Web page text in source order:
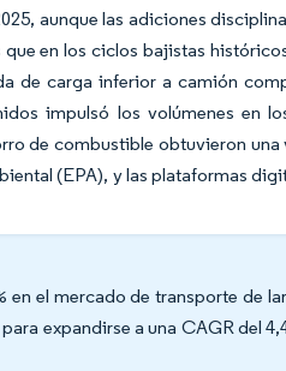
aunque las adiciones
en los ciclos bajistas
de carga inferior a camión
impulsó los volúmenes en
de combustible obtuvieron
(EPA), y las plataformas
el mercado de transporte de
expandirse a una CAGR del